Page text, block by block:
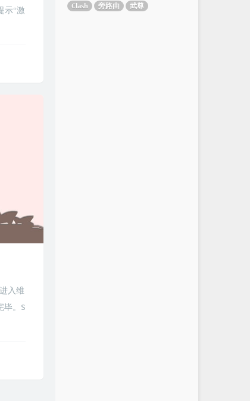
示“激
入维
毕。S
Clash
旁路由 武尊